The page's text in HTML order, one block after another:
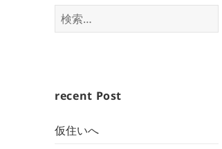
検
索:
recent Post
仮住いへ